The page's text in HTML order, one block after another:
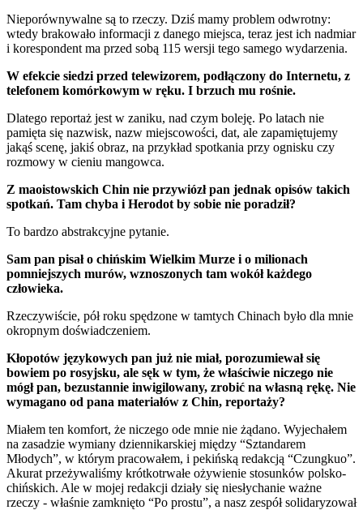
Nieporównywalne są to rzeczy. Dziś mamy problem odwrotny:
wtedy brakowało informacji z danego miejsca, teraz jest ich nadmiar
i korespondent ma przed sobą 115 wersji tego samego wydarzenia.
W efekcie siedzi przed telewizorem, podłączony do Internetu, z
telefonem komórkowym w ręku. I brzuch mu rośnie.
Dlatego reportaż jest w zaniku, nad czym boleję. Po latach nie
pamięta się nazwisk, nazw miejscowości, dat, ale zapamiętujemy
jakąś scenę, jakiś obraz, na przykład spotkania przy ognisku czy
rozmowy w cieniu mangowca.
Z maoistowskich Chin nie przywiózł pan jednak opisów takich
spotkań. Tam chyba i Herodot by sobie nie poradził?
To bardzo abstrakcyjne pytanie.
Sam pan pisał o chińskim Wielkim Murze i o milionach
pomniejszych murów, wznoszonych tam wokół każdego
człowieka.
Rzeczywiście, pół roku spędzone w tamtych Chinach było dla mnie
okropnym doświadczeniem.
Kłopotów językowych pan już nie miał, porozumiewał się
bowiem po rosyjsku, ale sęk w tym, że właściwie niczego nie
mógł pan, bezustannie inwigilowany, zrobić na własną rękę. Nie
wymagano od pana materiałów z Chin, reportaży?
Miałem ten komfort, że niczego ode mnie nie żądano. Wyjechałem
na zasadzie wymiany dziennikarskiej między “Sztandarem
Młodych”, w którym pracowałem, i pekińską redakcją “Czungkuo”.
Akurat przeżywaliśmy krótkotrwałe ożywienie stosunków polsko-
chińskich. Ale w mojej redakcji działy się niesłychanie ważne
rzeczy - właśnie zamknięto “Po prostu”, a nasz zespół solidaryzował